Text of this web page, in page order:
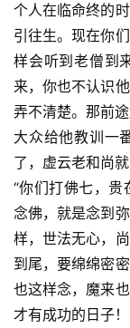
个人在临命终的
引往生。现在你
样会听到老僧到
来，你也不认识
弄不清楚。那前
大众给他教训一
了，虚云老和尚
“你们打佛七，
念佛，就是念到
样，世法无心，
到尾，要绵绵密
也这样念，魔来
才有成功的日子！